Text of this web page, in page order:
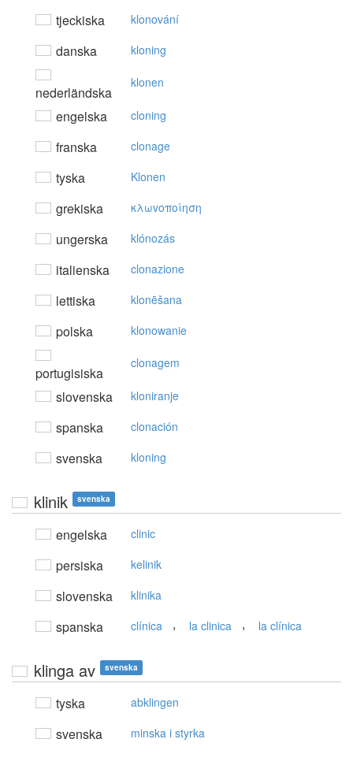
tjeckiska klonování
danska kloning
nederländska
klonen
engelska cloning
franska clonage
tyska Klonen
grekiska κλωvoπoίηση
ungerska klónozás
italienska clonazione
lettiska klonēšana
polska klonowanie
portugisiska
clonagem
slovenska kloniranje
spanska clonación
svenska kloning
klinik svenska
engelska clinic
persiska kelinik
slovenska klinika
spanska clínica , la clinica , la clínica
klinga av svenska
tyska abklingen
svenska minska i styrka